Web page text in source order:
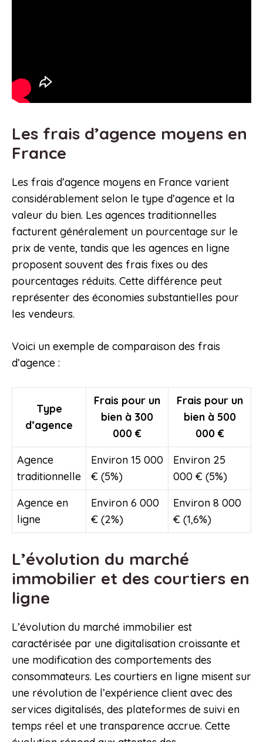
Les frais d’agence moyens en
France
Les frais d’agence moyens en France varient
considérablement selon le type d’agence et la
valeur du bien. Les agences traditionnelles
facturent généralement un pourcentage sur le
prix de vente, tandis que les agences en ligne
proposent souvent des frais fixes ou des
pourcentages réduits. Cette différence peut
représenter des économies substantielles pour
les vendeurs.
Voici un exemple de comparaison des frais
d’agence :
Type
d’agence
Frais pour un
bien à 300
000 €
Frais pour un
bien à 500
000 €
Agence
traditionnelle
Environ 15 000
€ (5%)
Environ 25
000 € (5%)
Agence en
ligne
Environ 6 000
€ (2%)
Environ 8 000
€ (1,6%)
L’évolution du marché
immobilier et des courtiers en
ligne
L’évolution du marché immobilier est
caractérisée par une digitalisation croissante et
une modification des comportements des
consommateurs. Les courtiers en ligne misent sur
une révolution de l’expérience client avec des
services digitalisés, des plateformes de suivi en
temps réel et une transparence accrue. Cette